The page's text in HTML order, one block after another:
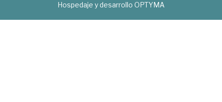
Hospedaje y desarrollo OPTYMA